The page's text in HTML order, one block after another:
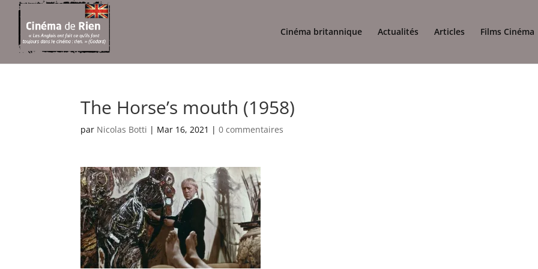
Cinéma britannique Actualités Articles Films Cinéma
The Horse’s mouth (1958)
par Nicolas Botti | Mar 16, 2021 |0 commentaires